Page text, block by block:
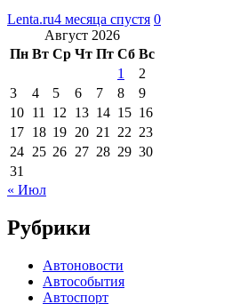
Lenta.ru4 месяца спустя 0
Август 2026
Пн Вт Ср Чт Пт Сб Вс
1
2
3
4 5 6 7 8
9
10 11 12 13 14 15 16
17 18 19 20 21 22 23
24 25 26 27 28 29 30
31
« Июл
Рубрики
Автоновости
Автособытия
Автоспорт